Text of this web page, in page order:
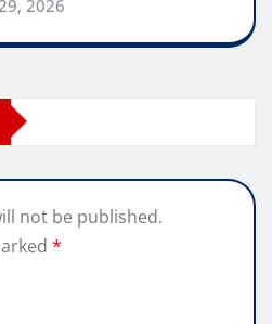
29, 2026
not be published.
*